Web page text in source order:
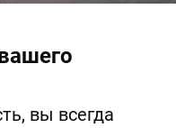
вы всегда